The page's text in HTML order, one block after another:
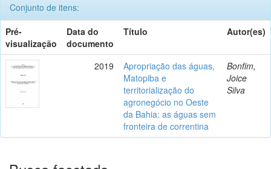
Conjunto de itens:
Pré-
visualização
Data do
documento
Título Autor(es)
2019
Apropriação das águas,
Matopiba e
territorialização do
agronegócio no Oeste
da Bahia: as águas sem
fronteira de correntina
Bonfim,
Joice
Silva